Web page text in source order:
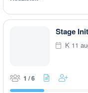
Stage
K 11
1 / 6